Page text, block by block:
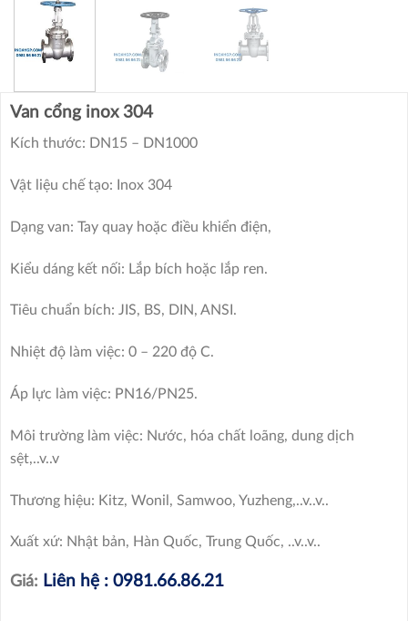
Van cổng inox 304
Kích thước: DN15 – DN1000
Vật liệu chế tạo: Inox 304
Dạng van: Tay quay hoặc điều khiển điện,
Kiểu dáng kết nối: Lắp bích hoặc lắp ren.
Tiêu chuẩn bích: JIS, BS, DIN, ANSI.
Nhiệt độ làm việc: 0 – 220 độ C.
Áp lực làm việc: PN16/PN25.
Môi trường làm việc: Nước, hóa chất loãng, dung dịch
sệt,..v..v
Thương hiệu: Kitz, Wonil, Samwoo, Yuzheng,..v..v..
Xuất xứ: Nhật bản, Hàn Quốc, Trung Quốc, ..v..v..
Giá: Liên hệ : 0981.66.86.21